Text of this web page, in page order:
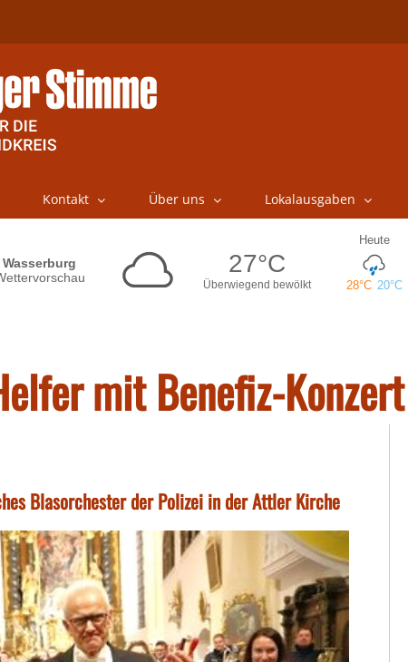
Kontakt Über uns Lokalausgaben
mit Benefiz-Konzert
Blasorchester der Polizei in der Attler Kirche